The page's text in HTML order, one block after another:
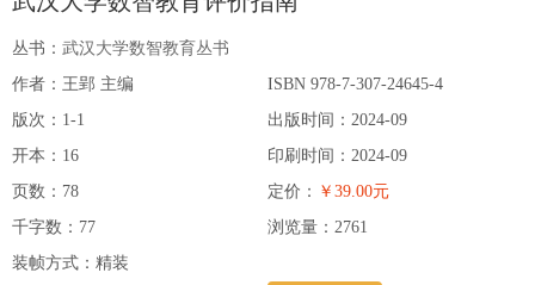
丛书： 武汉大学数智教育丛书
作者：王郢 主编
版次：1-1
开本：16
页数：78
千字数：77
装帧方式：精装
ISBN 978-7-307-24645-4
出版时间：2024-09
印刷时间：2024-09
定价： ￥39.00元
浏览量： 2761